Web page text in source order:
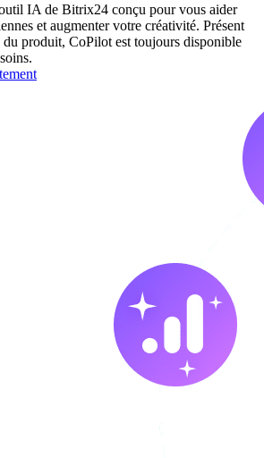
IA de Bitrix24 conçu pour vous aider
et augmenter votre créativité. Présent
du produit, CoPilot est toujours disponible